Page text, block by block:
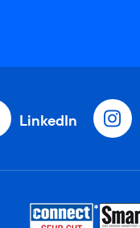
LinkedIn